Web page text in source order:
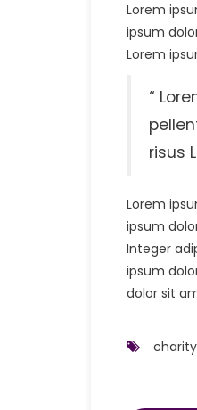
Lorem
ipsum
Lorem
“
risus
Lorem
ipsum
Integer
ipsum
dolor sit
charity